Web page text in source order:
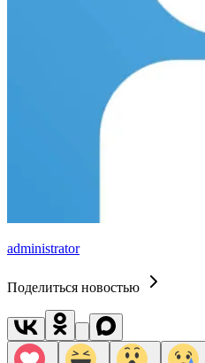
administrator
Поделиться новостью